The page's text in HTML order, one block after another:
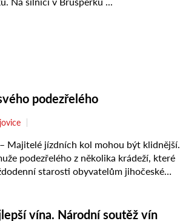
podezřelého
Majitelé jízdních kol mohou být klidnější.
podezřelého z několika krádeží, které
starosti obyvatelům jihočeské
vína. Národní soutěž vín